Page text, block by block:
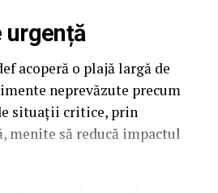
urgență
acoperă o plajă largă de
neprevăzute precum
situații critice, prin
menite să reducă impactul